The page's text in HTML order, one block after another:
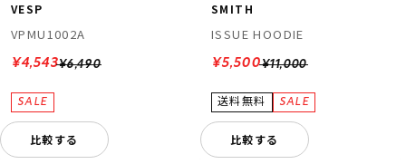
VESP
VPMU1002A
¥6,490
¥4,543
比較する
SMITH
ISSUE HOODIE
¥11,000
¥5,500
比較する